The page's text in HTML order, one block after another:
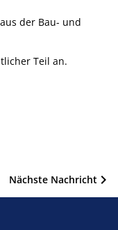
der Bau- und
Teil an.
Nächste Nachricht